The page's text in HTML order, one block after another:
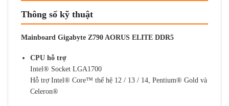
Thông số kỹ thuật
Mainboard Gigabyte Z790 AORUS ELITE DDR5
CPU hỗ trợ
Intel® Socket LGA1700
Hỗ trợ Intel® Core™ thế hệ 12 / 13 / 14, Pentium® Gold và
Celeron®